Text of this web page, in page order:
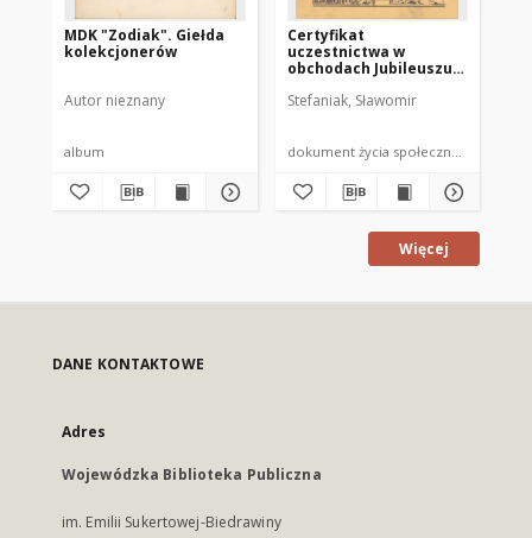
MDK "Zodiak". Giełda
kolekcjonerów
Autor nieznany
album
Certyfikat
uczestnictwa w
obchodach Jubileuszu
Polskiego Towarzystwa
Stefaniak, Sławomir
dokument życia społecznego
Więcej
DANE KONTAKTOWE
Adres
Wojewódzka Biblioteka Publiczna
im. Emilii Sukertowej-Biedrawiny